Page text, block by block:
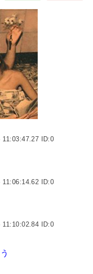
11:03:47.27 ID:0
11:06:14.62 ID:0
11:10:02.84 ID:0